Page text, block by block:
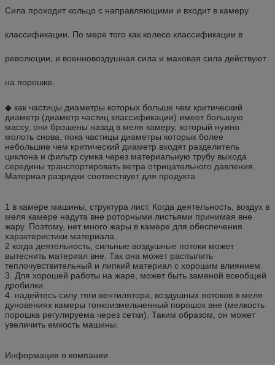
Сила проходит кольцо с направляющими и входит в камеру
классификации. По мере того как колесо классификации в
революции, и военновоздушная сила и маховая сила действуют
на порошке.
◆ как частицы диаметры которых больше чем критический
диаметр (диаметр частиц классификации) имеет большую
массу, они брошены назад в меля камеру, который нужно
молоть снова, пока частицы диаметры которых более
небольшие чем критический диаметр входят разделитель
циклона и фильтр сумка через материальную трубу выхода
середины транспортировать ветра отрицательного давления.
Материал разрядки соотвествует для продукта.
1 в камере машины, структура лист. Когда деятельность, воздух в
меля камере надута вне роторными листьями принимая вне
жару. Поэтому, нет много жары в камере для обеспечения
характеристики материала.
2 когда деятельность, сильные воздушные потоки может
вытеснить материал вне. Так она может распылить
теплочувствительный и липкий материал с хорошим влиянием.
3. Для хорошей работы на жаре, может быть заменой всеобщей
дробилки.
4. надейтесь силу тяги вентилятора, воздушных потоков в меля
дуновениях камеры тонкоизмельченный порошок вне (мелкость
порошка регулируема через сетки). Таким образом, он может
увеличить емкость машины.
Информация о компании